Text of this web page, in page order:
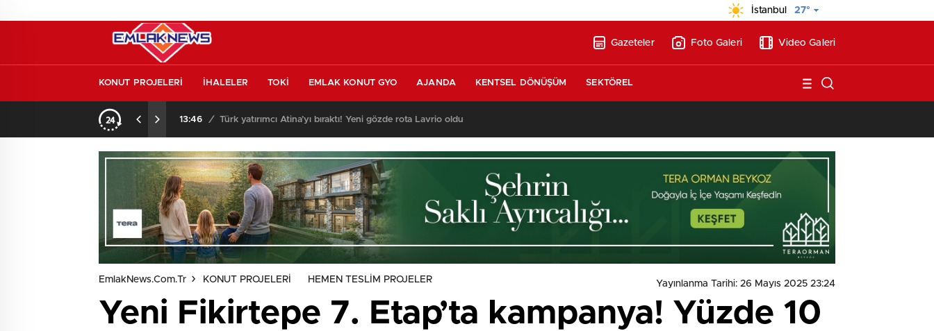
İstanbul 27°
Gazeteler Foto Galeri Video Galeri
KONUT PROJELERİ İHALELER TOKİ EMLAK KONUT GYO AJANDA KENTSEL DÖNÜŞÜM SEKTÖREL
13:46 / Türk yatırımcı Atina’yı bıraktı! Yeni gözde rota Lavrio oldu
EmlakNews.com.tr KONUT PROJELERİ HEMEN TESLİM PROJELER Yayınlanma Tarihi: 26 Mayıs 2025 23:24
Yeni Fikirtepe 7. Etap’ta kampanya! Yüzde 10